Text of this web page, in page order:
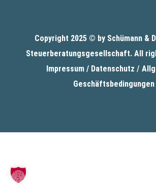
Copyright 2025 © by Schümann &
Steuerberatungsgesellschaft. All
Impressum / Datenschutz /
Geschäftsbedingungen